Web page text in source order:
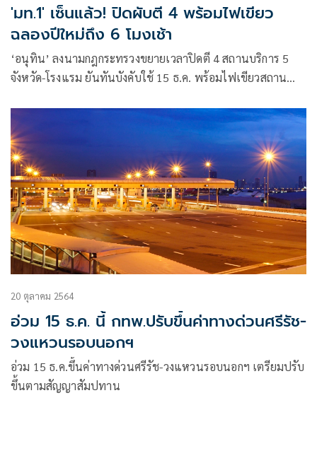
'มท.1' เซ็นแล้ว! ปิดผับตี 4 พร้อมไฟเขียว
ฉลองปีใหม่ถึง 6 โมงเช้า
‘อนุทิน’ ลงนามกฎกระทรวงขยายเวลาปิดตี 4 สถานบริการ 5
จังหวัด-โรงแรม ยันทันบังคับใช้ 15 ธ.ค. พร้อมไฟเขียวสถาน
20 ตุลาคม 2564
อ่วม 15 ธ.ค. นี้ กทพ.ปรับขึ้นค่าทางด่วนศรีรัช-
วงแหวนรอบนอกฯ
อ่วม 15 ธ.ค.ขึ้นค่าทางด่วนศรีรัช-วงแหวนรอบนอกฯ เตรียมปรับ
ขึ้นตามสัญญาสัมปทาน